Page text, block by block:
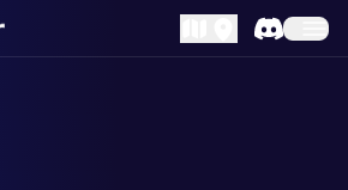
MapLibre